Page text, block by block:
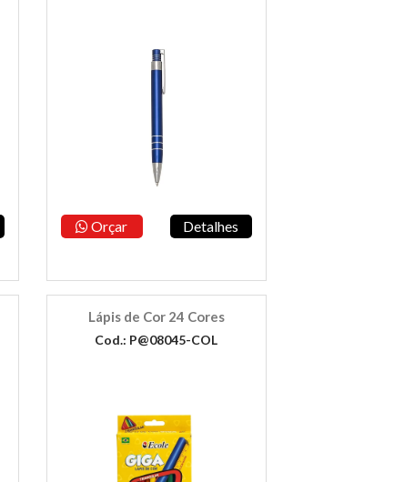
Orçar Detalhes
Lápis de Cor 24 Cores
Cod.: P@08045-COL